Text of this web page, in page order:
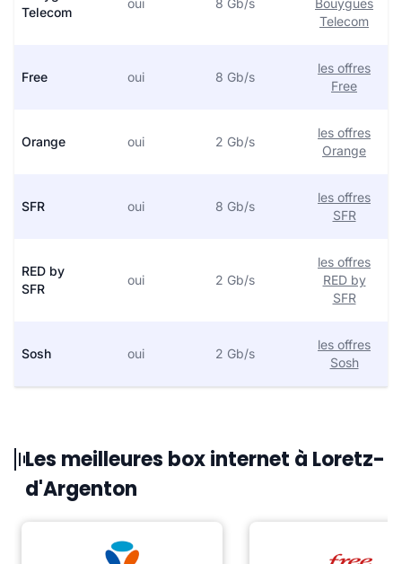
Telecom
oui 8 Gb/s
Bouygues
Telecom
Free oui 8 Gb/s
les offres
Free
Orange oui 2 Gb/s
les offres
Orange
SFR oui 8 Gb/s
les offres
SFR
RED by
SFR
oui 2 Gb/s
les offres
RED by
SFR
Sosh oui 2 Gb/s
les offres
Sosh
Les meilleures box internet à Loretz-
d'Argenton